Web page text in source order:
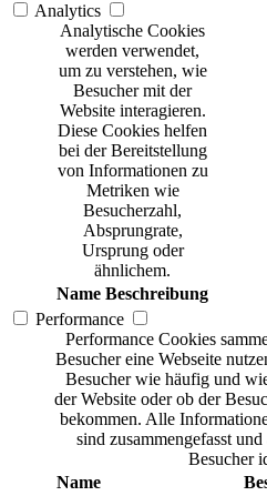
Analytics
Analytische Cookies
werden verwendet,
um zu verstehen, wie
Besucher mit der
Website interagieren.
Diese Cookies helfen
bei der Bereitstellung
von Informationen zu
Metriken wie
Besucherzahl,
Absprungrate,
Ursprung oder
ähnlichem.
Name Beschreibung
Performance
Performance Cookies
Besucher eine Webseite
Besucher wie häufig und
der Website oder ob der
bekommen. Alle
sind zusammengefasst
Besucher
Name